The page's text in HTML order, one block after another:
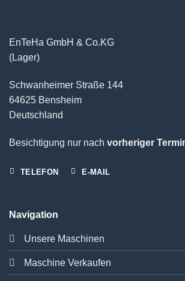
EnTeHa GmbH & Co.KG
(Lager)
Schwanheimer Straße 144
64625 Bensheim
Deutschland
Besichtigung nur nach vorheriger
TELEFON E-MAIL
Navigation
Unsere Maschinen
Maschine Verkaufen